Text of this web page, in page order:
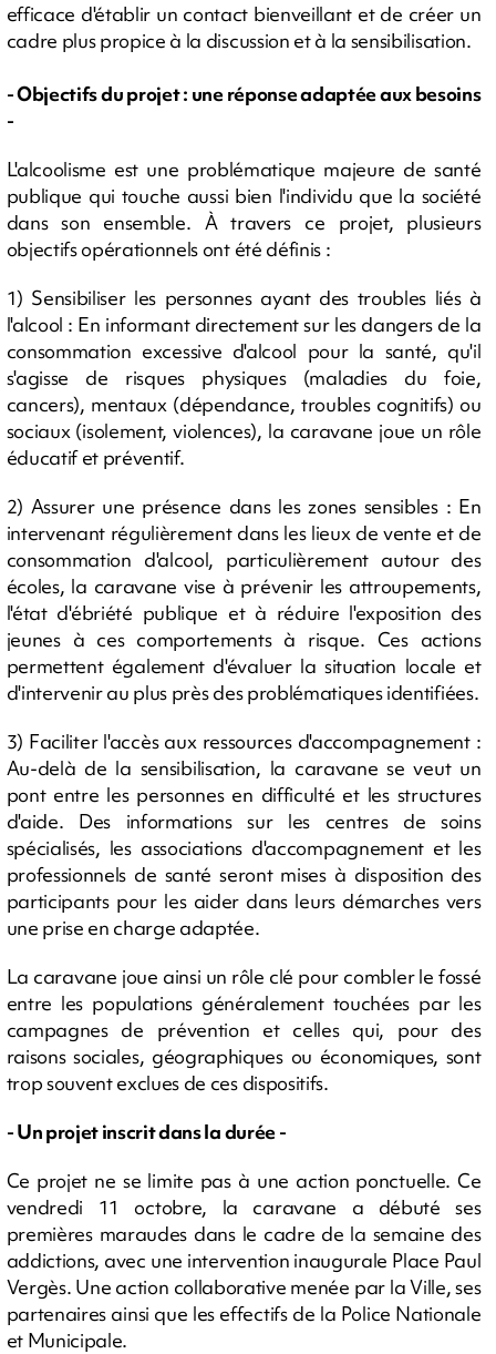
efficace d'établir un contact bienveillant et de créer un
cadre plus propice à la discussion et à la sensibilisation.
- Objectifs du projet : une réponse adaptée aux besoins
-
L'alcoolisme est une problématique majeure de santé
publique qui touche aussi bien l'individu que la société
dans son ensemble. À travers ce projet, plusieurs
objectifs opérationnels ont été définis :
1) Sensibiliser les personnes ayant des troubles liés à
l'alcool : En informant directement sur les dangers de la
consommation excessive d'alcool pour la santé, qu'il
s'agisse de risques physiques (maladies du foie,
cancers), mentaux (dépendance, troubles cognitifs) ou
sociaux (isolement, violences), la caravane joue un rôle
éducatif et préventif.
2) Assurer une présence dans les zones sensibles : En
intervenant régulièrement dans les lieux de vente et de
consommation d'alcool, particulièrement autour des
écoles, la caravane vise à prévenir les attroupements,
l'état d'ébriété publique et à réduire l'exposition des
jeunes à ces comportements à risque. Ces actions
permettent également d'évaluer la situation locale et
d'intervenir au plus près des problématiques identifiées.
3) Faciliter l'accès aux ressources d'accompagnement :
Au-delà de la sensibilisation, la caravane se veut un
pont entre les personnes en difficulté et les structures
d'aide. Des informations sur les centres de soins
spécialisés, les associations d'accompagnement et les
professionnels de santé seront mises à disposition des
participants pour les aider dans leurs démarches vers
une prise en charge adaptée.
La caravane joue ainsi un rôle clé pour combler le fossé
entre les populations généralement touchées par les
campagnes de prévention et celles qui, pour des
raisons sociales, géographiques ou économiques, sont
trop souvent exclues de ces dispositifs.
- Un projet inscrit dans la durée -
Ce projet ne se limite pas à une action ponctuelle. Ce
vendredi 11 octobre, la caravane a débuté ses
premières maraudes dans le cadre de la semaine des
addictions, avec une intervention inaugurale Place Paul
Vergès. Une action collaborative menée par la Ville, ses
partenaires ainsi que les effectifs de la Police Nationale
et Municipale.